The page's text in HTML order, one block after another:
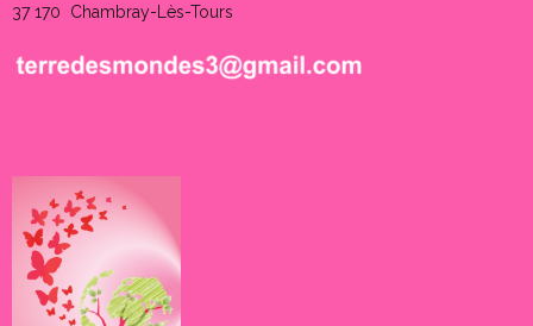
37 170 Chambray-Lès-Tours